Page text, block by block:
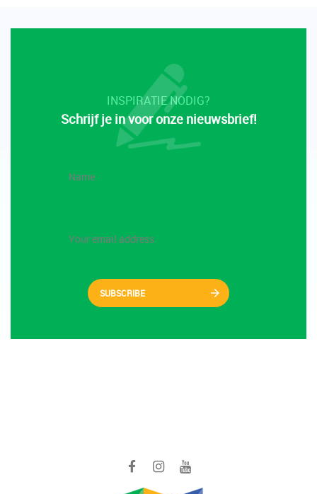
INSPIRATIE NODIG?
Schrijf je in voor onze nieuwsbrief!
SUBSCRIBE